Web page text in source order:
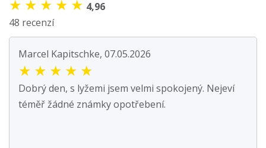
★ ★ ★ ★ ★ 4,96
48 recenzí
Marcel Kapitschke, 07.05.2026
★ ★ ★ ★ ★
Dobrý den, s lyžemi jsem velmi spokojený. Nejeví
téměř žádné známky opotřebení.